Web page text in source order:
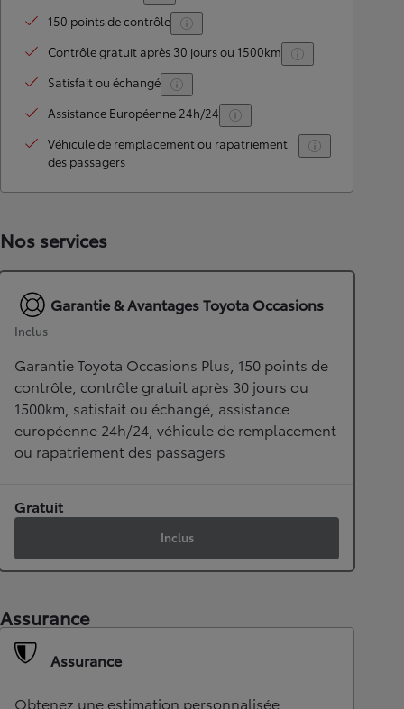
150 points de contrôle
Contrôle gratuit après 30 jours ou 1500km
Satisfait ou échangé
Assistance Européenne 24h/24
Véhicule de remplacement ou rapatriement
des passagers
Nos services
Garantie & Avantages Toyota Occasions
Inclus
Garantie Toyota Occasions Plus, 150 points de
contrôle, contrôle gratuit après 30 jours ou
1500km, satisfait ou échangé, assistance
européenne 24h/24, véhicule de remplacement
ou rapatriement des passagers
Gratuit
Inclus
Assurance
Assurance
Obtenez une estimation personnalisée